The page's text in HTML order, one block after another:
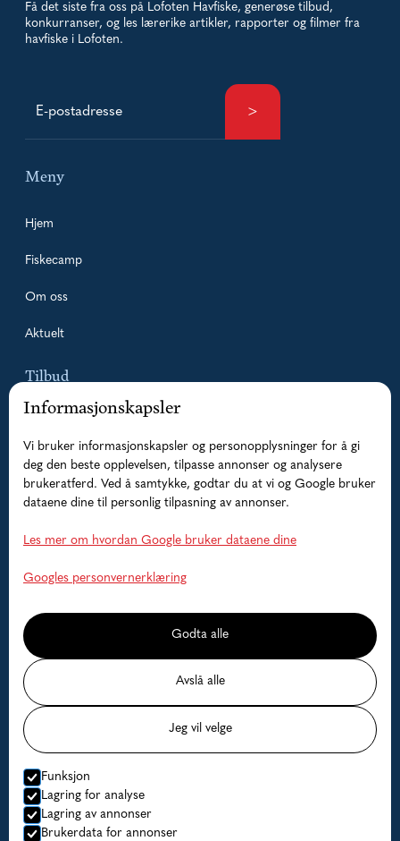
Informasjonskapsler
Vi bruker informasjonskapsler og personopplysninger for å gi
deg den beste opplevelsen, tilpasse annonser og analysere
brukeratferd. Ved å samtykke, godtar du at vi og Google bruker
dataene dine til personlig tilpasning av annonser.
Les mer om hvordan Google bruker dataene dine
Googles personvernerklæring
Avslå alle
Jeg vil velge
Godta alle
Funksjon
Lagring for analyse
Lagring av annonser
Brukerdata for annonser
Få det siste fra oss på Lofoten Havfiske, generøse tilbud,
konkurranser, og les lærerike artikler, rapporter og filmer fra
havfiske i Lofoten.
Meny
Hjem
Fiskecamp
Om oss
Aktuelt
Tilbud
Guidede fisketurer
Overnatting
Båter
Hjelp
Faq
Kontakt oss
Ledige datoer
Priser
© Lofoten Havfiske